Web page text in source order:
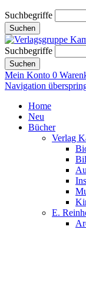
Suchbegriffe
Suchen
Suchbegriffe
Suchen
Mein Konto 0
Navigation
Home
Neu
Bücher
Verlag
E.